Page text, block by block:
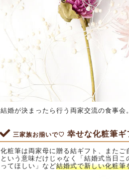
結婚が決まったら行う両家交流の食事会。
三家族お揃いで♡ 幸せな化粧筆ギ
化粧筆は両家母に贈る結ギフト、またご
という意味だけじゃなく「結婚式当日
ってほしい」など結婚式で新しい化粧